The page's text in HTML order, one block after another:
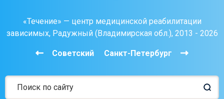
«Течение» — центр медицинской реабилитации
зависимых, Радужный (Владимирская обл.), 2013 - 2026
Советский Санкт-Петербург